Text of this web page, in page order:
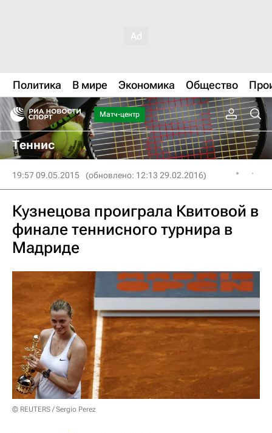
Политика В мире Экономика Общество
Матч-центр
Теннис
19:57 09.05.2015 (обновлено: 12:13 29.02.2016)
Кузнецова проиграла Квитовой в
финале теннисного турнира в
Мадриде
© REUTERS / Sergio Perez